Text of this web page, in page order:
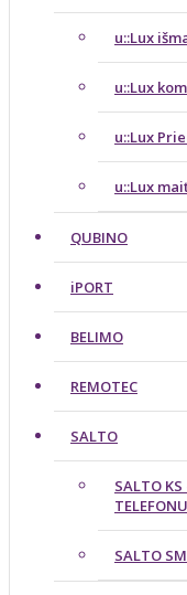
u::Lux
u::Lux
u::Lux
u::Lux
QUBINO
iPORT
BELIMO
REMOTEC
SALTO
SALTO
TELEFONU
SALTO